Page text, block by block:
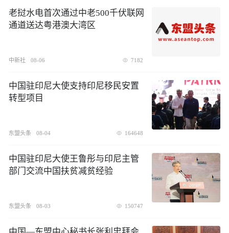
老挝水电首次通过中老500千伏联网
通道送达粤港澳大湾区
中新社 08-06 7182
中国驻印尼大使支持印尼移民安置
转型项目
东盟头条 08-04 164648
中国驻印尼大使王鲁彤与印尼主管
部门交流中国扶贫减贫经验
东盟头条 08-03 150747